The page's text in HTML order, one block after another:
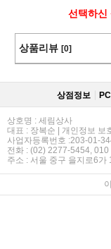
선택하신
상품리뷰 [0]
상점정보
상호명 : 세림상사
대표 : 장복순 | 개인정보 보
사업자등록번호 :203-01-
전화 : (02) 2277-5454,
주소 : 서울 중구 을지로6